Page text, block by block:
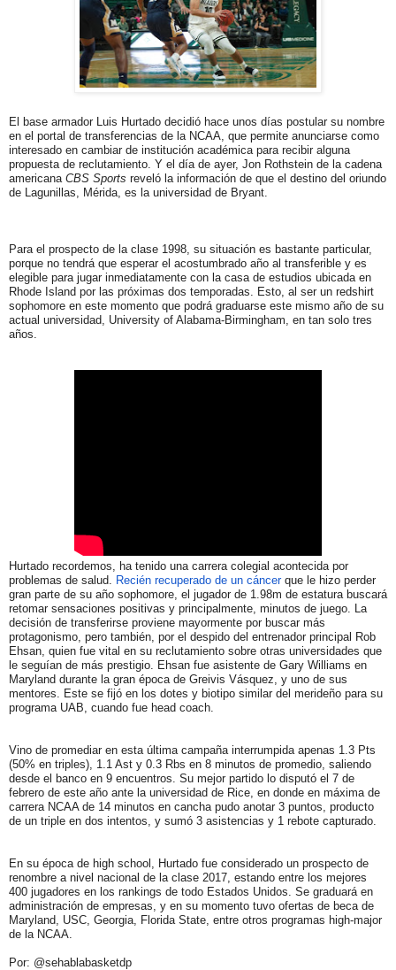
El base armador Luis Hurtado decidió hace unos días postular su nombre
en el portal de transferencias de la NCAA, que permite anunciarse como
interesado en cambiar de institución académica para recibir alguna
propuesta de reclutamiento. Y el día de ayer, Jon Rothstein de la cadena
americana CBS Sports reveló la información de que el destino del oriundo
de Lagunillas, Mérida, es la universidad de Bryant.
Para el prospecto de la clase 1998, su situación es bastante particular,
porque no tendrá que esperar el acostumbrado año al transferible y es
elegible para jugar inmediatamente con la casa de estudios ubicada en
Rhode Island por las próximas dos temporadas. Esto, al ser un redshirt
sophomore en este momento que podrá graduarse este mismo año de su
actual universidad, University of Alabama-Birmingham, en tan solo tres
años.
Hurtado recordemos, ha tenido una carrera colegial acontecida por
problemas de salud. Recién recuperado de un cáncerque le hizo perder
gran parte de su año sophomore, el jugador de 1.98m de estatura buscará
retomar sensaciones positivas y principalmente, minutos de juego. La
decisión de transferirse proviene mayormente por buscar más
protagonismo, pero también, por el despido del entrenador principal Rob
Ehsan, quien fue vital en su reclutamiento sobre otras universidades que
le seguían de más prestigio. Ehsan fue asistente de Gary Williams en
Maryland durante la gran época de Greivis Vásquez, y uno de sus
mentores. Este se fijó en los dotes y biotipo similar del merideño para su
programa UAB, cuando fue head coach.
Vino de promediar en esta última campaña interrumpida apenas 1.3 Pts
(50% en triples), 1.1 Ast y 0.3 Rbs en 8 minutos de promedio, saliendo
desde el banco en 9 encuentros. Su mejor partido lo disputó el 7 de
febrero de este año ante la universidad de Rice, en donde en máxima de
carrera NCAA de 14 minutos en cancha pudo anotar 3 puntos, producto
de un triple en dos intentos, y sumó 3 asistencias y 1 rebote capturado.
En su época de high school, Hurtado fue considerado un prospecto de
renombre a nivel nacional de la clase 2017, estando entre los mejores
400 jugadores en los rankings de todo Estados Unidos. Se graduará en
administración de empresas, y en su momento tuvo ofertas de beca de
Maryland, USC, Georgia, Florida State, entre otros programas high-major
de la NCAA.
Por: @sehablabasketdp